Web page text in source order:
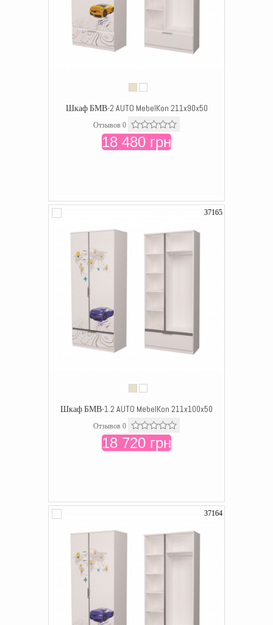
Шкаф БМВ-2 AUTO MebelKon 211x90x50
Отзывов 0
18 480 грн
37165
Шкаф БМВ-1.2 AUTO MebelKon 211x100x50
Отзывов 0
18 720 грн
37164